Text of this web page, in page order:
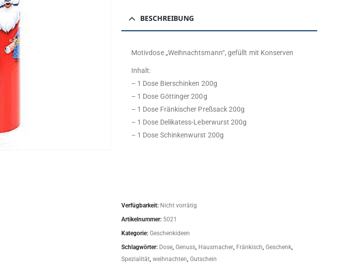
BESCHREIBUNG
Motivdose „Weihnachtsmann“, gefüllt mit Konserven
Inhalt:
– 1 Dose Bierschinken 200g
– 1 Dose Göttinger 200g
– 1 Dose Fränkischer Preßsack 200g
– 1 Dose Delikatess-Leberwurst 200g
– 1 Dose Schinkenwurst 200g
Verfügbarkeit: Nicht vorrätig
Artikelnummer: 5021
Kategorie: Geschenkideen
Schlagwörter: Dose Genuss Hausmacher Fränkisch Geschenk
Spezialität weihnachten Gutschein